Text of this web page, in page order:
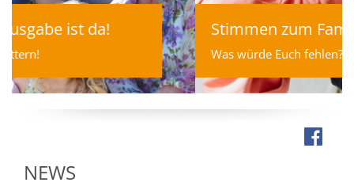
Stimmen zum Familienbonus
Was würde Euch fehlen?
NEWS